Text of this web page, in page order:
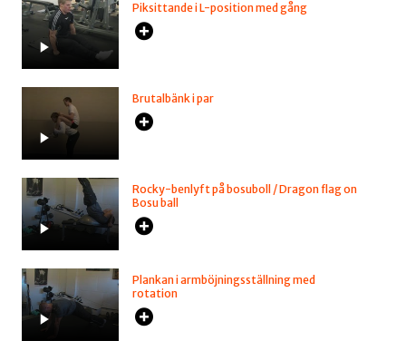
Piksittande i L-position med gång
Brutalbänk i par
Rocky-benlyft på bosuboll / Dragon flag on
Bosu ball
Plankan i armböjningsställning med
rotation